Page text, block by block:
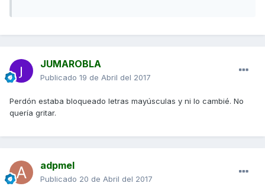
JUMAROBLA
Publicado 19 de Abril del 2017
Perdón estaba bloqueado letras mayúsculas y ni lo cambié. No
quería gritar.
adpmel
Publicado 20 de Abril del 2017